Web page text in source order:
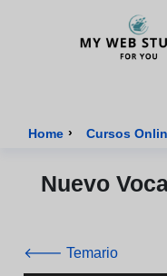
Home › Cursos
Nuevo
🡐 Temario